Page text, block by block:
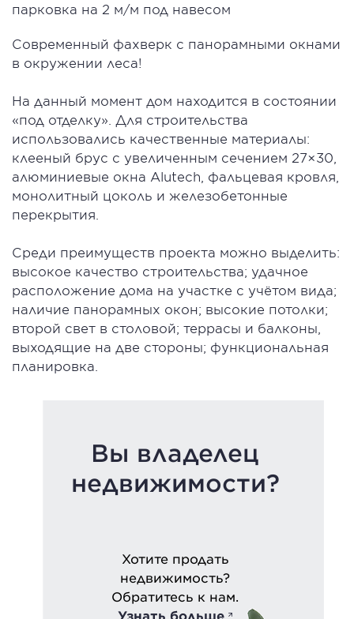
парковка на 2 м/м под навесом
Современный фахверк с панорамными окнами
в окружении леса!
На данный момент дом находится в состоянии
«под отделку». Для строительства
использовались качественные материалы:
клееный брус с увеличенным сечением 27×30,
алюминиевые окна Alutech, фальцевая кровля,
монолитный цоколь и железобетонные
перекрытия.
Среди преимуществ проекта можно выделить:
высокое качество строительства; удачное
расположение дома на участке с учётом вида;
наличие панорамных окон; высокие потолки;
второй свет в столовой; террасы и балконы,
выходящие на две стороны; функциональная
планировка.
Вы владелец
недвижимости?
Хотите продать
недвижимость?
Обратитесь к нам.
Узнать больше